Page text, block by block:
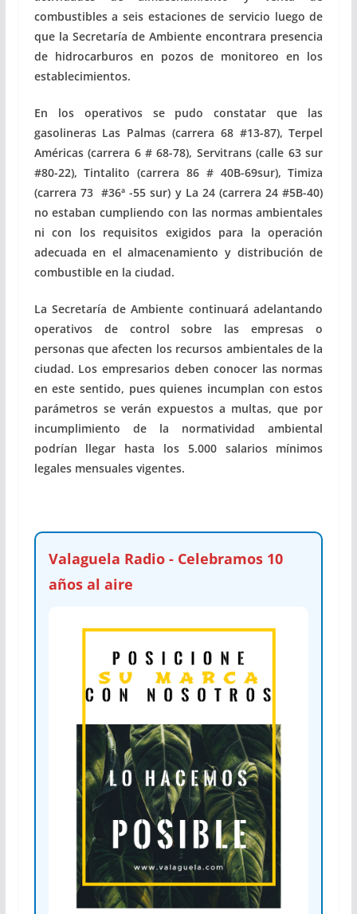
combustibles a seis estaciones de servicio luego de
que la Secretaría de Ambiente encontrara presencia
de hidrocarburos en pozos de monitoreo en los
establecimientos.
En los operativos se pudo constatar que las
gasolineras Las Palmas (carrera 68 #13-87), Terpel
Américas (carrera 6 # 68-78), Servitrans (calle 63 sur
#80-22), Tintalito (carrera 86 # 40B-69sur), Timiza
(carrera 73 #36ª -55 sur) y La 24 (carrera 24 #5B-40)
no estaban cumpliendo con las normas ambientales
ni con los requisitos exigidos para la operación
adecuada en el almacenamiento y distribución de
combustible en la ciudad.
La Secretaría de Ambiente continuará adelantando
operativos de control sobre las empresas o
personas que afecten los recursos ambientales de la
ciudad. Los empresarios deben conocer las normas
en este sentido, pues quienes incumplan con estos
parámetros se verán expuestos a multas, que por
incumplimiento de la normatividad ambiental
podrían llegar hasta los 5.000 salarios mínimos
legales mensuales vigentes.
Valaguela Radio - Celebramos 10
años al aire